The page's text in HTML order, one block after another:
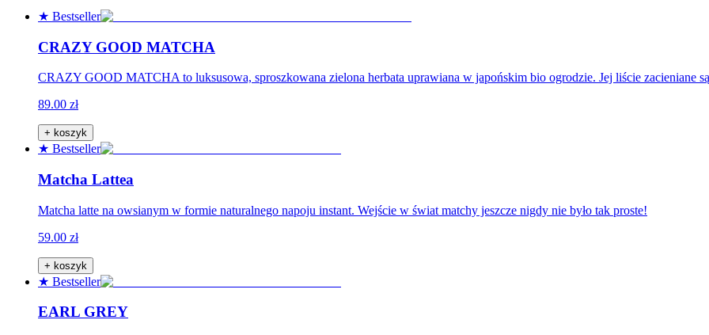
★ Bestseller
CRAZY GOOD MATCHA
CRAZY GOOD MATCHA to luksusowa, sproszkowana zielona herbata uprawiana w japońskim bio ogrodzie. Jej liście zacieniane
89.00 zł
+ koszyk
★ Bestseller
Matcha Lattea
Matcha latte na owsianym w formie naturalnego napoju instant. Wejście w świat matchy jeszcze nigdy nie było tak proste!
59.00 zł
+ koszyk
★ Bestseller
EARL GREY